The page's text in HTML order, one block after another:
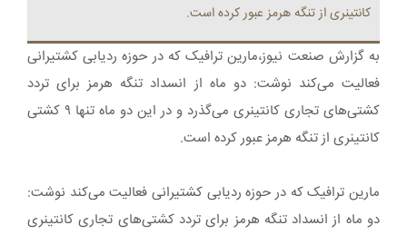
کانتینری از تنگه هرمز عبور کرده است.
به گزارش صنعت نیوز،مارین ترافیک که در حوزه ردیابی کشتیرانی
فعالیت می‌کند نوشت: دو ماه از انسداد تنگه هرمز برای تردد
کشتی‌های تجاری کانتینری می‌گذرد و در این دو ماه تنها ۹ کشتی
کانتینری از تنگه هرمز عبور کرده است.
مارین ترافیک که در حوزه ردیابی کشتیرانی فعالیت می‌کند نوشت:
دو ماه از انسداد تنگه هرمز برای تردد کشتی‌های تجاری کانتینری